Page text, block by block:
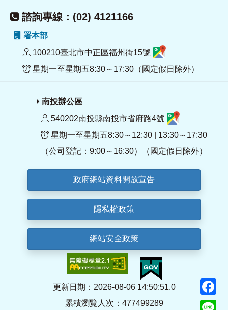
諮詢專線：(02) 4121166
署本部
100210臺北市中正區福州街15號
星期一至星期五8:30～17:30（國定假日除外）
南投辦公區
540202南投縣南投市省府路4號
星期一至星期五8:30～12:30 | 13:30～17:30
（公司登記：9:00～16:30）（國定假日除外）
政府網站資料開放宣告
隱私權政策
網站安全政策
更新日期：2026-08-06 14:50:51.0
累積瀏覽人次：477499289